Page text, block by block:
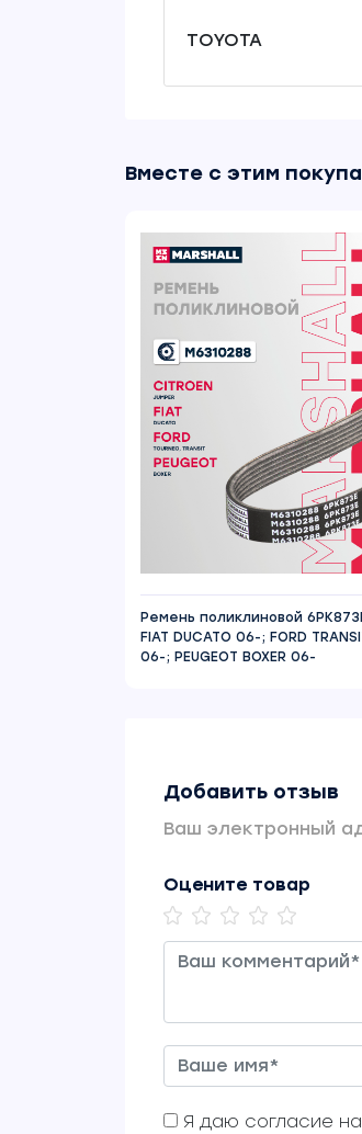
TOYOTA
Вместе с этим
Ремень поликлиновой
FIAT DUCATO 06-; FORD
06-; PEUGEOT BOXER 06-
Добавить отзыв
Ваш электронный
Оцените товар
Я даю согласие